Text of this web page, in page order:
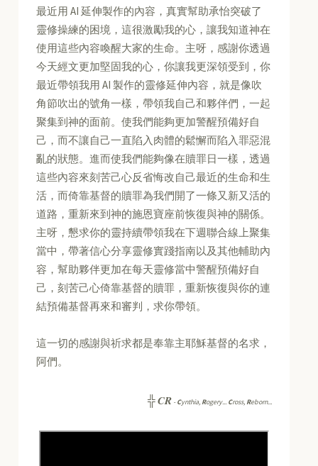
最近用 AI 延伸製作的內容，真實幫助承怡突破了
靈修操練的困境，這很激勵我的心，讓我知道神在
使用這些內容喚醒大家的生命。主呀，感謝你透過
今天經文更加堅固我的心，你讓我更深領受到，你
最近帶領我用 AI 製作的靈修延伸內容，就是像吹
角節吹出的號角一樣，帶領我自己和夥伴們，一起
聚集到神的面前。使我們能夠更加警醒預備好自
己，而不讓自己一直陷入肉體的鬆懈而陷入罪惡混
亂的狀態。進而使我們能夠像在贖罪日一樣，透過
這些內容來刻苦己心反省悔改自己最近的生命和生
活，而倚靠基督的贖罪為我們開了一條又新又活的
道路，重新來到神的施恩寶座前恢復與神的關係。
主呀，懇求你的靈持續帶領我在下週聯合線上聚集
當中，帶著信心分享靈修實踐指南以及其他輔助內
容，幫助夥伴更加在每天靈修當中警醒預備好自
己，刻苦己心倚靠基督的贖罪，重新恢復與你的連
結預備基督再來和審判，求你帶領。
這一切的感謝與祈求都是奉靠主耶穌基督的名求，
阿們。
╬CR -Cynthia, Rogery... Cross, Reborn...